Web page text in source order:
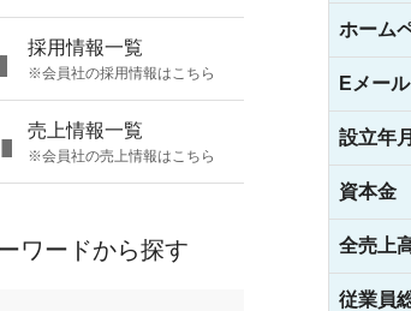
ホーム
Eメール
設立年
資本金
全売上
従業員
採用情報一覧
※会員社の採用情報はこちら
売上情報一覧
※会員社の売上情報はこちら
ワードから探す